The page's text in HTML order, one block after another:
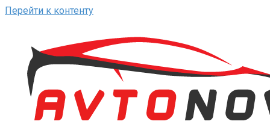
Перейти к контенту